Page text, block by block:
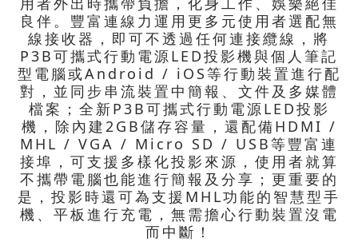
良伴。豐富連線力運用更多元使用者選配無
線接收器，即可不透過任何連接纜線，將
P3B可攜式行動電源LED投影機與個人筆記
型電腦或Android / iOS等行動裝置進行配
對，並同步串流裝置中簡報、文件及多媒體
檔案；全新P3B可攜式行動電源LED投影
機，除內建2GB儲存容量，還配備HDMI /
MHL / VGA / Micro SD / USB等豐富連
接埠，可支援多樣化投影來源，使用者就算
不攜帶電腦也能進行簡報及分享；更重要的
是，投影時還可為支援MHL功能的智慧型手
機、平板進行充電，無需擔心行動裝置沒電
而中斷！